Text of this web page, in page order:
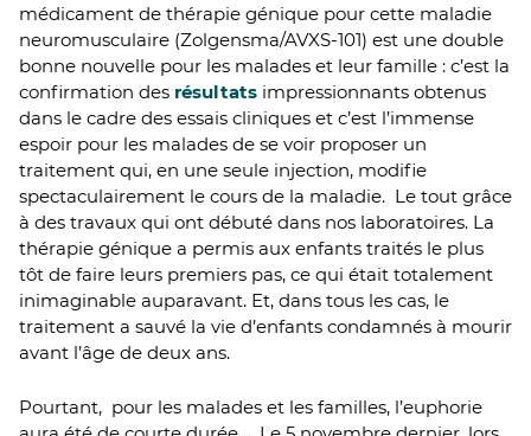
médicament de thérapie génique pour cette maladie
neuromusculaire (Zolgensma/AVXS-101) est une double
bonne nouvelle pour les malades et leur famille : c’est la
confirmation des résultats impressionnants obtenus
dans le cadre des essais cliniques et c’est l’immense
espoir pour les malades de se voir proposer un
traitement qui, en une seule injection, modifie
spectaculairement le cours de la maladie. Le tout grâce
à des travaux qui ont débuté dans nos laboratoires. La
thérapie génique a permis aux enfants traités le plus
tôt de faire leurs premiers pas, ce qui était totalement
inimaginable auparavant. Et, dans tous les cas, le
traitement a sauvé la vie d’enfants condamnés à mourir
avant l’âge de deux ans.
Pourtant, pour les malades et les familles, l’euphorie